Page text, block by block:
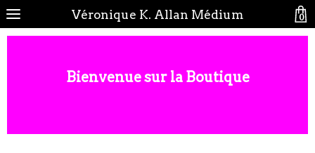
Véronique K. Allan Médium
Bienvenue sur la Boutique
0